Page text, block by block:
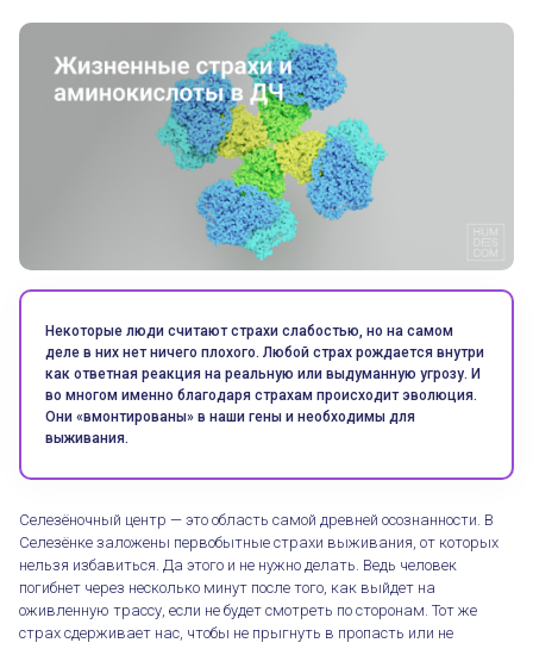
Некоторые люди считают страхи слабостью, но на самом
деле в них нет ничего плохого. Любой страх рождается внутри
как ответная реакция на реальную или выдуманную угрозу. И
во многом именно благодаря страхам происходит эволюция.
Они «вмонтированы» в наши гены и необходимы для
выживания.
Селезёночный центр — это область самой древней осознанности. В
Селезёнке заложены первобытные страхи выживания, от которых
нельзя избавиться. Да этого и не нужно делать. Ведь человек
погибнет через несколько минут после того, как выйдет на
оживленную трассу, если не будет смотреть по сторонам. Тот же
страх сдерживает нас, чтобы не прыгнуть в пропасть или не